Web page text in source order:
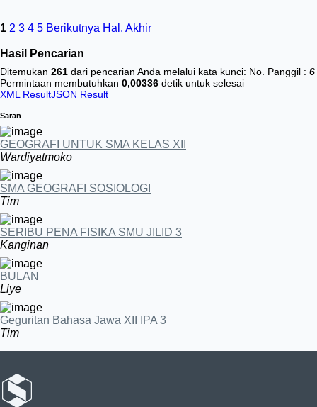
1 2 3 4 5 Berikutnya Hal. Akhir
Hasil Pencarian
Ditemukan 261 dari pencarian Anda melalui kata kunci: No. Panggil : 6
Permintaan membutuhkan 0,00336 detik untuk selesai
XML ResultJSON Result
Saran
GEOGRAFI UNTUK SMA KELAS XII
Wardiyatmoko
SMA GEOGRAFI SOSIOLOGI
Tim
SERIBU PENA FISIKA SMU JILID 3
Kanginan
BULAN
Liye
Geguritan Bahasa Jawa XII IPA 3
Tim